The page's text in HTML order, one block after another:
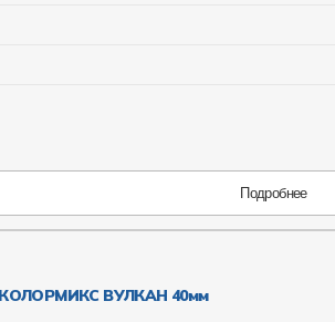
Подробнее
ВУЛКАН 40мм